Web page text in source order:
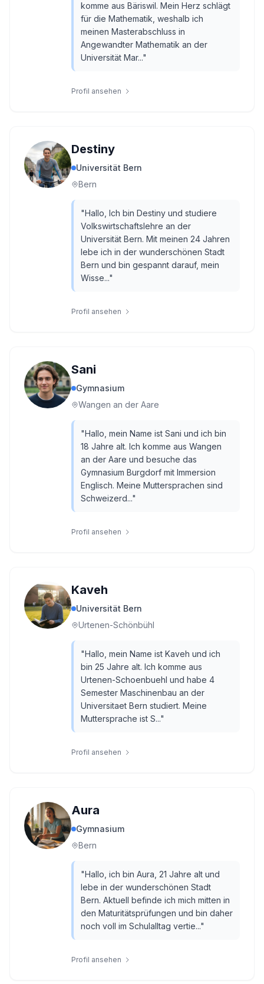
komme aus Bäriswil. Mein Herz schlägt
für die Mathematik, weshalb ich
meinen Masterabschluss in
Angewandter Mathematik an der
Universität Mar..."
Profil ansehen
Destiny
Universität Bern
Bern
"Hallo, Ich bin Destiny und studiere
Volkswirtschaftslehre an der
Universität Bern. Mit meinen 24 Jahren
lebe ich in der wunderschönen Stadt
Bern und bin gespannt darauf, mein
Wisse..."
Profil ansehen
Sani
Gymnasium
Wangen an der Aare
"Hallo, mein Name ist Sani und ich bin
18 Jahre alt. Ich komme aus Wangen
an der Aare und besuche das
Gymnasium Burgdorf mit Immersion
Englisch. Meine Muttersprachen sind
Schweizerd..."
Profil ansehen
Kaveh
Universität Bern
Urtenen-Schönbühl
"Hallo, mein Name ist Kaveh und ich
bin 25 Jahre alt. Ich komme aus
Urtenen-Schoenbuehl und habe 4
Semester Maschinenbau an der
Universitaet Bern studiert. Meine
Muttersprache ist S..."
Profil ansehen
Aura
Gymnasium
Bern
"Hallo, ich bin Aura, 21 Jahre alt und
lebe in der wunderschönen Stadt
Bern. Aktuell befinde ich mich mitten in
den Maturitätsprüfungen und bin daher
noch voll im Schulalltag vertie..."
Profil ansehen